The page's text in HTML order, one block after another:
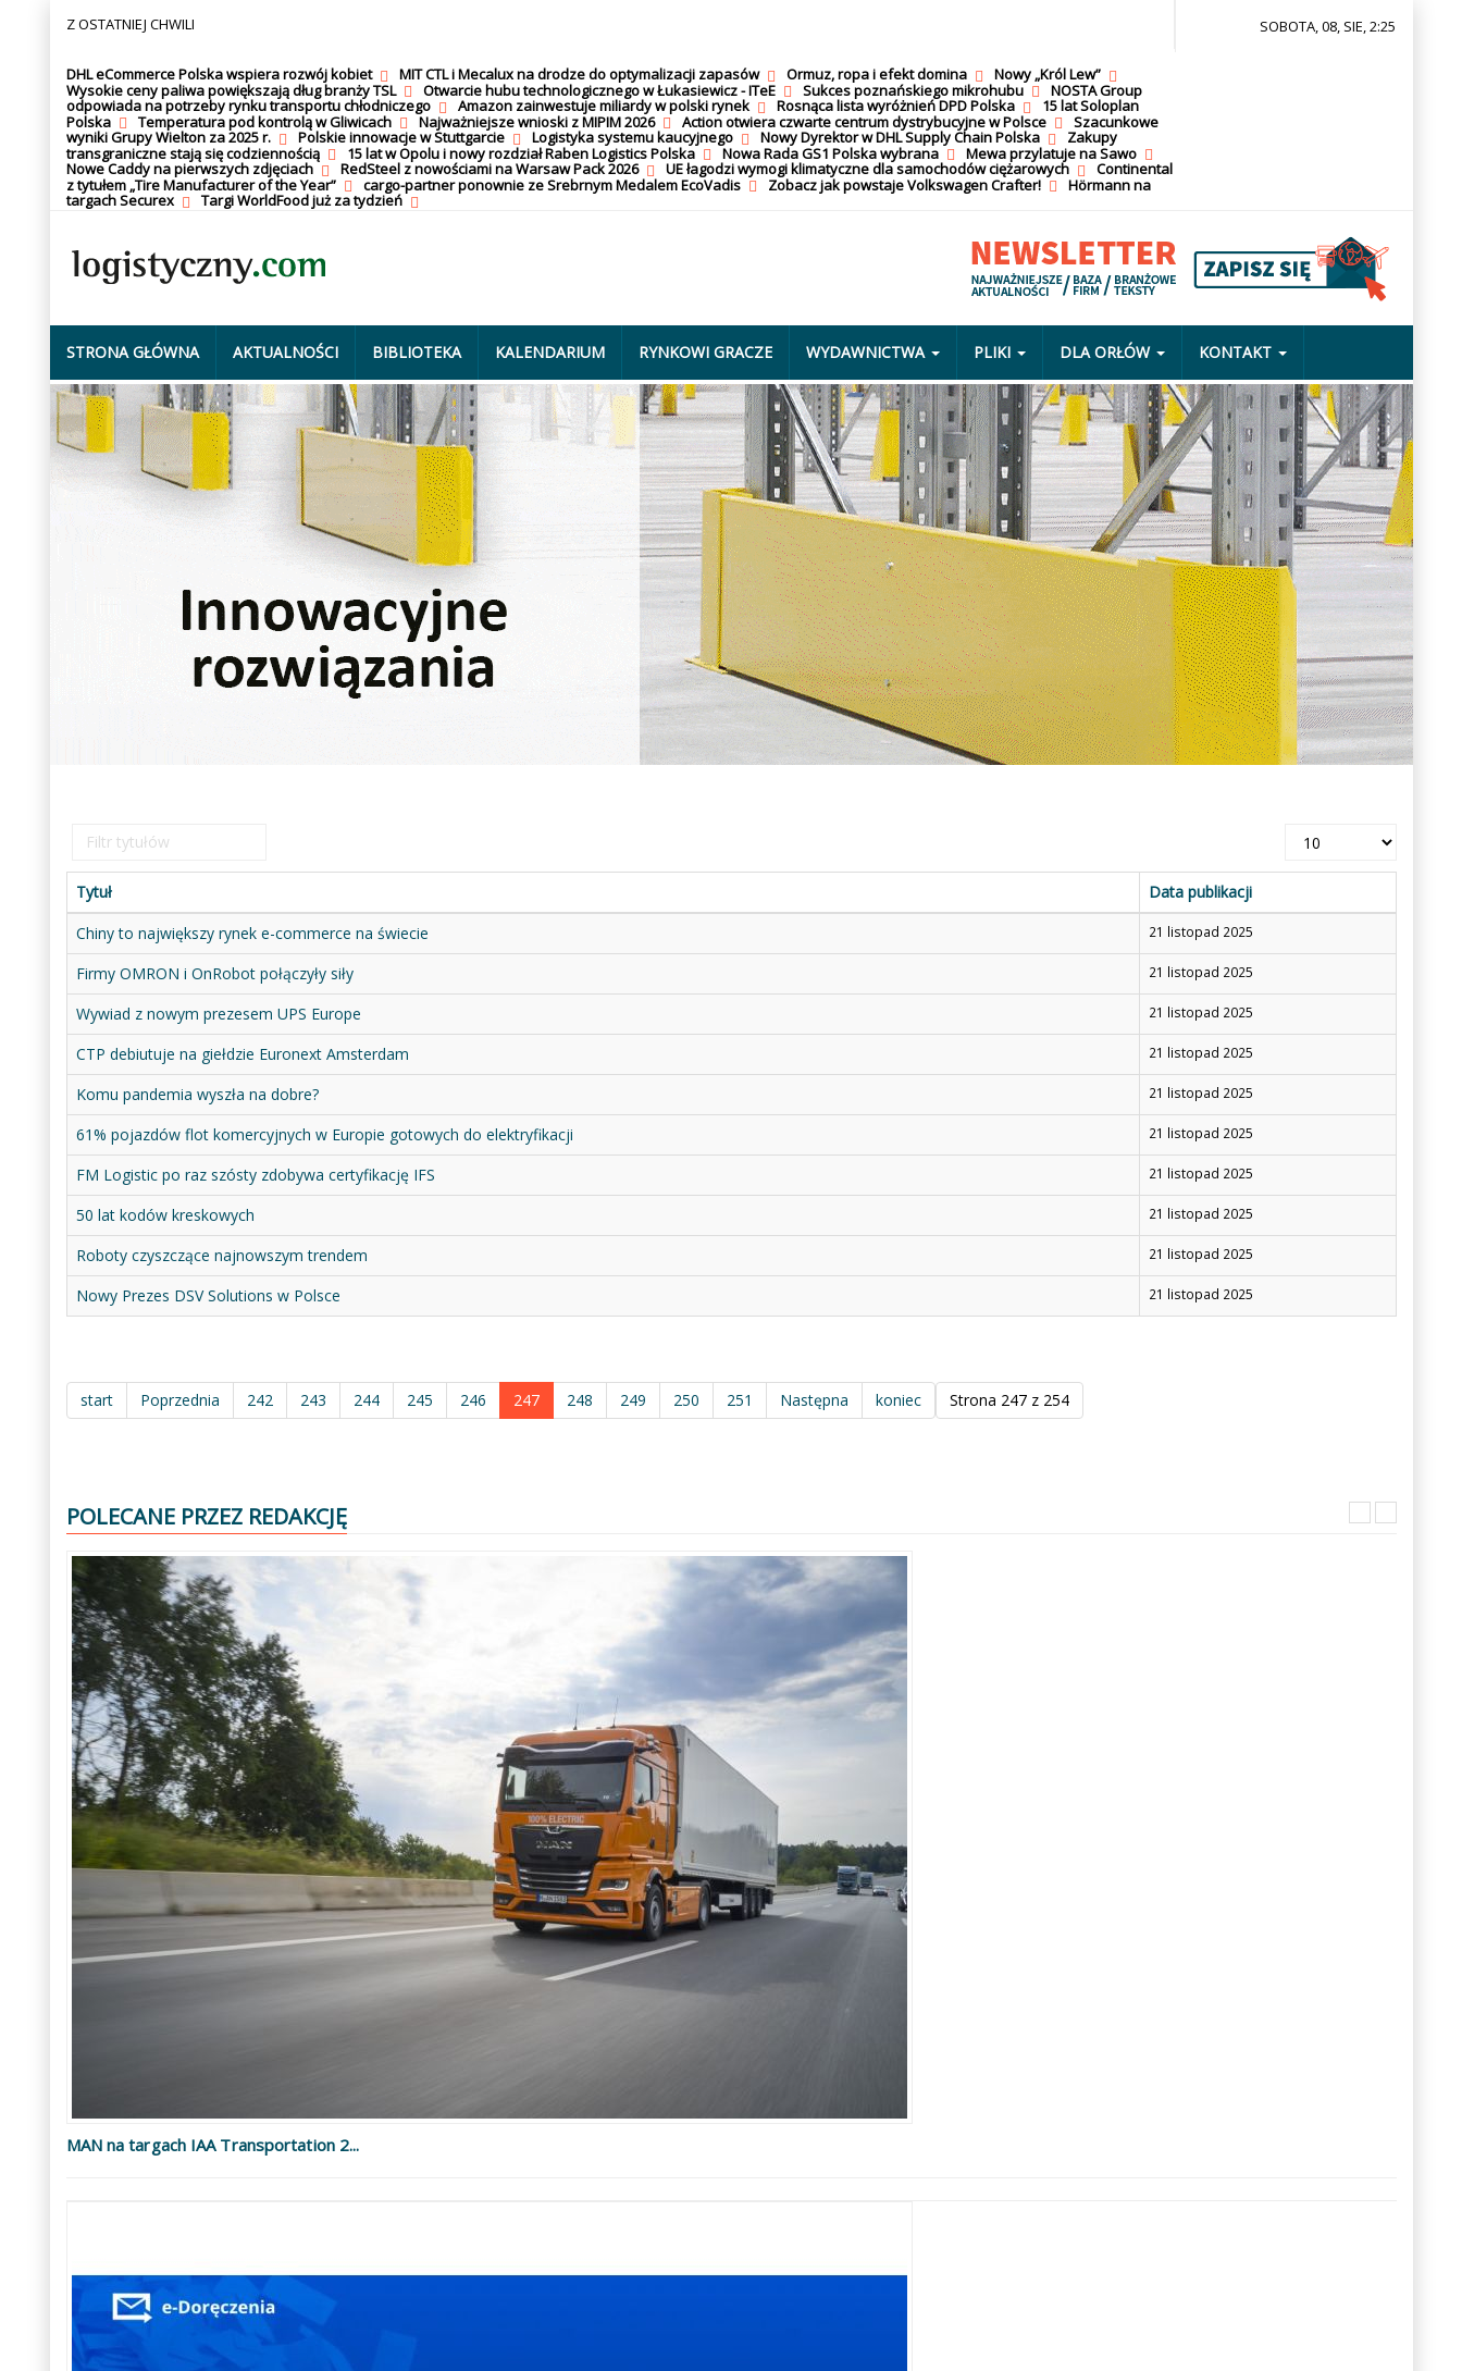
Z OSTATNIEJ CHWILI
DHL eCommerce Polska wspiera rozwój kobiet MIT CTL i Mecalux na drodze do optymalizacji zapasów Ormuz, ropa i efekt domina
Nowy „Król Lew”
Wysokie ceny paliwa powiększają dług branży TSL
Otwarcie hubu technologicznego w Łukasiewicz - ITeE Sukces poznańskiego mikrohubu
NOSTA Group
odpowiada na potrzeby rynku transportu chłodniczego
Amazon zainwestuje miliardy w polski rynek Rosnąca lista wyróżnień DPD Polska
15 lat Soloplan
Polska
Temperatura pod kontrolą w Gliwicach Najważniejsze wnioski z MIPIM 2026 Action otwiera czwarte centrum dystrybucyjne w Polsce
Szacunkowe
wyniki Grupy Wielton za 2025 r.
Polskie innowacje w Stuttgarcie Logistyka systemu kaucyjnego Nowy Dyrektor w DHL Supply Chain Polska
Zakupy
transgraniczne stają się codziennością
15 lat w Opolu i nowy rozdział Raben Logistics Polska Nowa Rada GS1 Polska wybrana
Mewa przylatuje na Sawo
Nowe Caddy na pierwszych zdjęciach
RedSteel z nowościami na Warsaw Pack 2026 UE łagodzi wymogi klimatyczne dla samochodów ciężarowych
Continental
z tytułem „Tire Manufacturer of the Year”
cargo-partner ponownie ze Srebrnym Medalem EcoVadis Zobacz jak powstaje Volkswagen Crafter!
Hörmann na
targach Securex
Targi WorldFood już za tydzień
SOBOTA, 08, SIE, 2:25
STRONA GŁÓWNA AKTUALNOŚCI BIBLIOTEKA KALENDARIUM RYNKOWI GRACZE WYDAWNICTWA PLIKI DLA ORŁÓW KONTAKT
Filtr
tytułów
Pokaż
Tytuł
Data publikacji
Chiny to największy rynek e-commerce na świecie
21 listopad 2025
Firmy OMRON i OnRobot połączyły siły 21 listopad 2025
Wywiad z nowym prezesem UPS Europe 21 listopad 2025
CTP debiutuje na giełdzie Euronext Amsterdam 21 listopad 2025
Komu pandemia wyszła na dobre? 21 listopad 2025
61% pojazdów flot komercyjnych w Europie gotowych do elektryfikacji 21 listopad 2025
FM Logistic po raz szósty zdobywa certyfikację IFS 21 listopad 2025
50 lat kodów kreskowych 21 listopad 2025
Roboty czyszczące najnowszym trendem 21 listopad 2025
Nowy Prezes DSV Solutions w Polsce 21 listopad 2025
Strona 247 z 254
start Poprzednia 242 243 244 245 246 247 248 249 250 251 Następna koniec
POLECANE PRZEZ REDAKCJĘ
Poprzedni
Następny
MAN na targach IAA Transportation 2...